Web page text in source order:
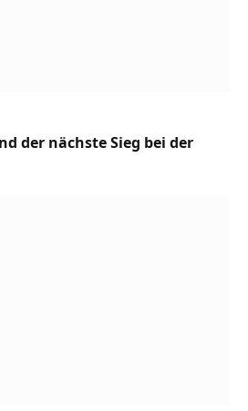
der nächste Sieg bei der